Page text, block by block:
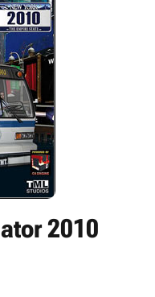
2010